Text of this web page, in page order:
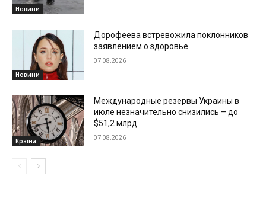
Новини
Новини
Дорофеева встревожила поклонников
заявлением о здоровье
07.08.2026
Країна
Международные резервы Украины в
июле незначительно снизились – до
$51,2 млрд
07.08.2026